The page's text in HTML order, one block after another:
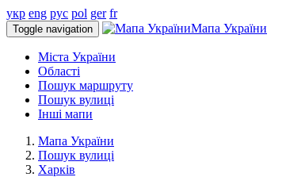
укр eng рус pol ger fr
Toggle navigation Мапа України
Міста України
Області
Пошук маршруту
Пошук вулиці
Інші мапи
Мапа України
Пошук вулиці
Харків